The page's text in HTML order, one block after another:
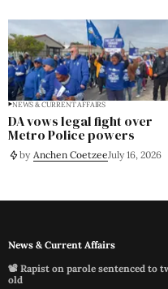
NEWS & CURRENT AFFAIRS
DA vows legal fight over
Metro Police powers
by Anchen CoetzeeJuly 16, 2026
News & Current Affairs
📽️ Rapist on parole sentenced to
old